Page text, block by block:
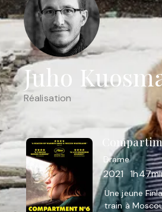
Juho
Réalisation
Drame
2021
Une jeune
train à